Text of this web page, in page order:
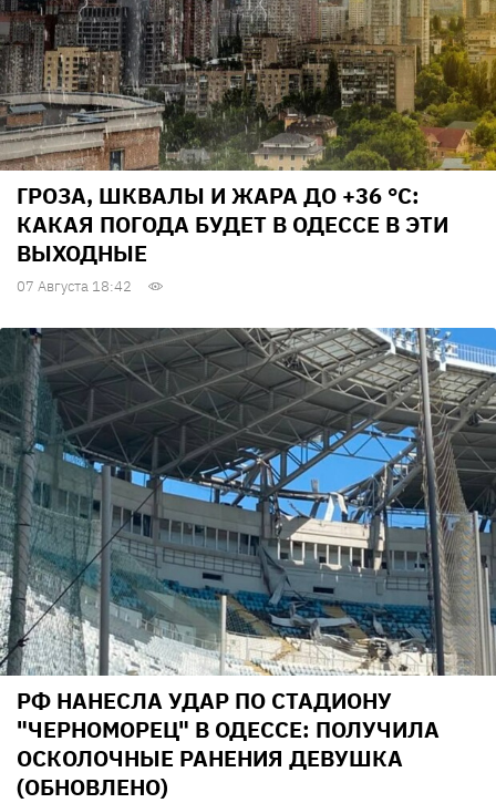
ГРОЗА, ШКВАЛЫ И ЖАРА ДО +36 °С:
КАКАЯ ПОГОДА БУДЕТ В ОДЕССЕ В ЭТИ
ВЫХОДНЫЕ
07 Августа 18:42
РФ НАНЕСЛА УДАР ПО СТАДИОНУ
"ЧЕРНОМОРЕЦ" В ОДЕССЕ: ПОЛУЧИЛА
ОСКОЛОЧНЫЕ РАНЕНИЯ ДЕВУШКА
(ОБНОВЛЕНО)